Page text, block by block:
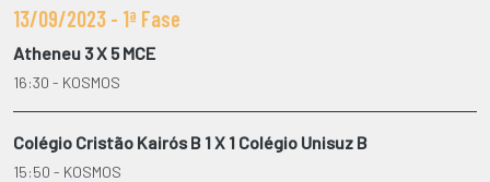
13/09/2023 - 1ª Fase
Atheneu 3 X 5 MCE
16:30 - KOSMOS
Colégio Cristão Kairós B 1 X 1 Colégio Unisuz B
15:50 - KOSMOS